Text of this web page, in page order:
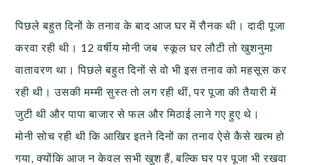
पिछले बहुत दिनों के तनाव के बाद आज घर में रौनक थी। दादी पूजा
करवा रही थी। 12 वर्षीय मोनी जब स्कूल घर लौटी तो खुशनुमा
वातावरण था। पिछले बहुत दिनों से वो भी इस तनाव को महसूस कर
रही थी। उसकी मम्मी सुस्त तो लग रही थीं, पर पूजा की तैयारी में
जुटी थी और पापा बाजार से फल और मिठाई लाने गए हुए थे।
मोनी सोच रही थी कि आखिर इतने दिनों का तनाव ऐसे कैसे खत्म हो
गया, क्योंकि आज न केवल सभी खुश हैं, बल्कि घर पर पूजा भी रखवा